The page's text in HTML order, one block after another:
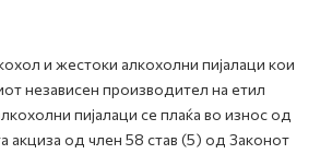
и жестоки алкохолни пијалаци кои
независен производител на етил
пијалаци се плаќа во износ од
акциза од член 58 став (5) од Законот